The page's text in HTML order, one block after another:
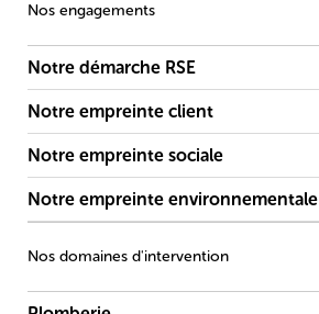
Nos engagements
Notre démarche RSE
Notre empreinte client
Notre empreinte sociale
Notre empreinte environnementale
Nos domaines d'intervention